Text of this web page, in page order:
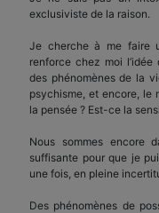
exclusiviste de la raison.
Je cherche à me faire
renforce chez moi
des phénomènes de la
psychisme, et encore, le
la pensée ? Est-ce la
Nous sommes encore
suffisante pour que je
une fois, en pleine
Des phénomènes de